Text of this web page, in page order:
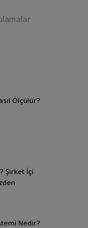
Ölçülür?
Şirket İçi
Nedir?